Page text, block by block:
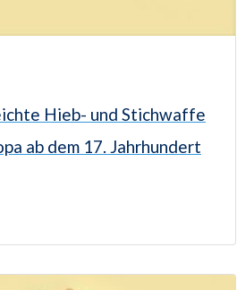
Hieb- und Stichwaffe
ab dem 17. Jahrhundert